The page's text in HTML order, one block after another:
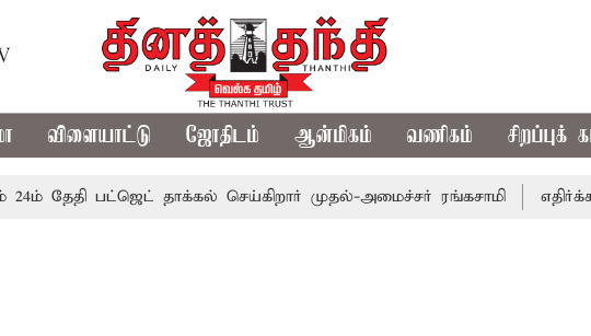
விளையாட்டு ஜோதிடம் ஆன்மிகம் வணிகம் சிறப்புக்
பட்ஜெட் தாக்கல் செய்கிறார் முதல்-அமைச்சர் ரங்கசாமி